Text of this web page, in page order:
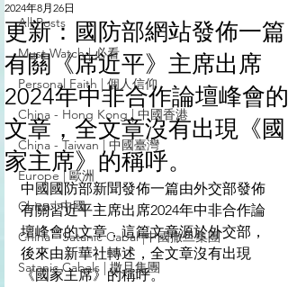
All Posts
Must Watch | 必看
Personal Faith | 個人信仰
China - Hong Kong | 中國香港
China - Taiwan | 中國臺灣
Europe | 歐洲
China | 中國
China - Satanic Cabal |中國撒旦集團
Satanic Cabals | 撒旦集團
更新：國防部網站發佈一篇
有關《席近平》主席出席
2024年中非合作論壇峰會的
文章，全文章沒有出現《國
家主席》的稱呼。
2024年8月26日
中國國防部新聞發佈一篇由外交部發佈
有關習近平主席出席2024年中非合作論
壇峰會的文章，這篇文章源於外交部，
後來由新華社轉述，全文章沒有出現
《國家主席》的稱呼。